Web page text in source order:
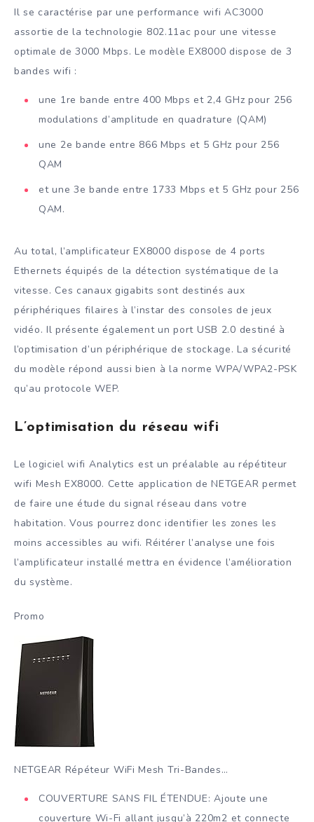
Il se caractérise par une performance wifi AC3000
assortie de la technologie 802.11ac pour une vitesse
optimale de 3000 Mbps. Le modèle EX8000 dispose de 3
bandes wifi :
une 1re bande entre 400 Mbps et 2,4 GHz pour 256
modulations d’amplitude en quadrature (QAM)
une 2e bande entre 866 Mbps et 5 GHz pour 256
QAM
et une 3e bande entre 1733 Mbps et 5 GHz pour 256
QAM.
Au total, l’amplificateur EX8000 dispose de 4 ports
Ethernets équipés de la détection systématique de la
vitesse. Ces canaux gigabits sont destinés aux
périphériques filaires à l’instar des consoles de jeux
vidéo. Il présente également un port USB 2.0 destiné à
l’optimisation d’un périphérique de stockage. La sécurité
du modèle répond aussi bien à la norme WPA/WPA2-PSK
qu’au protocole WEP.
L’optimisation du réseau wifi
Le logiciel wifi Analytics est un préalable au répétiteur
wifi Mesh EX8000. Cette application de NETGEAR permet
de faire une étude du signal réseau dans votre
habitation. Vous pourrez donc identifier les zones les
moins accessibles au wifi. Réitérer l’analyse une fois
l’amplificateur installé mettra en évidence l’amélioration
du système.
Promo
NETGEAR Répéteur WiFi Mesh Tri-Bandes…
COUVERTURE SANS FIL ÉTENDUE: Ajoute une
couverture Wi-Fi allant jusqu’à 220m2 et connecte